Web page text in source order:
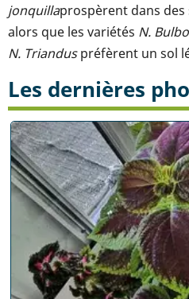
jonquillaprospèrent dans
alors que les variétés N.
N. Trianduspréfèrent un sol
Les dernières